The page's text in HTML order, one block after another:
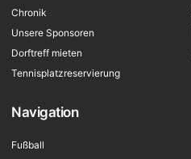
Chronik
Unsere Sponsoren
Dorftreff mieten
Tennisplatzreservierung
Navigation
Fußball